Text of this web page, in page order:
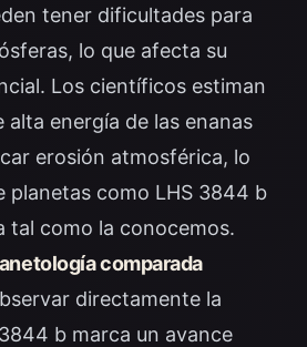
tener dificultades para
lo que afecta su
Los científicos estiman
alta energía de las enanas
erosión atmosférica, lo
planetas como LHS 3844 b
tal como la conocemos.
comparada
directamente la
b marca un avance